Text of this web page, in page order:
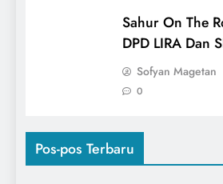
Sahur On The
DPD LIRA Dan
Sofyan Magetan
0
Pos-pos Terbaru